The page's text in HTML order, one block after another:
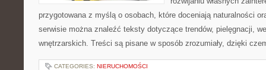
przygotowana z myślą o osobach, które doceniają naturalności
serwisie można znaleźć teksty dotyczące trendów, pielęgnacji,
wnętrzarskich. Treści są pisane w sposób zrozumiały, dzięki
CATEGORIES: NIERUCHOMOŚCI